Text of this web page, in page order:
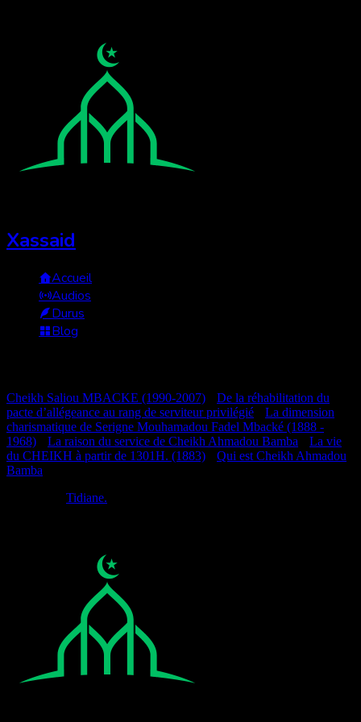
Xassaid
Accueil
Audios
Durus
Blog
Cheikh Saliou MBACKE (1990-2007)
De la réhabilitation du
pacte d’allégeance au rang de serviteur privilégié
La dimension
charismatique de Serigne Mouhamadou Fadel Mbacké (1888 -
1968)
La raison du service de Cheikh Ahmadou Bamba
La vie
du CHEIKH à partir de 1301H. (1883)
Qui est Cheikh Ahmadou
Bamba
Tidiane.